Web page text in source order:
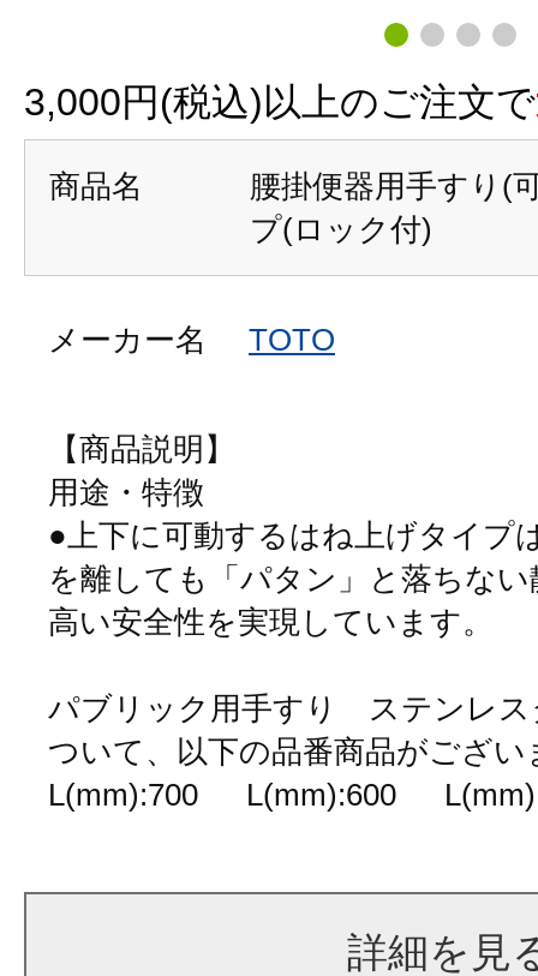
3,000円(税込)以上のご注文で
商品名
腰掛便器用手すり
プ(ロック付)
メーカー名 TOTO
【商品説明】
用途・特徴
●上下に可動するはね上げタイプ
を離しても「パタン」と落ちな
高い安全性を実現しています。
パブリック用手すり ステンレス
ついて、以下の品番商品がござい
L(mm):700
詳細を見